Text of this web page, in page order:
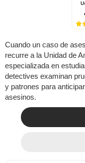
Cuando un caso de
recurre a la Unidad de
especializada en
detectives examinan
y patrones para
asesinos.